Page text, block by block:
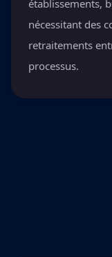
établissements,
nécessitant des
retraitements
processus.